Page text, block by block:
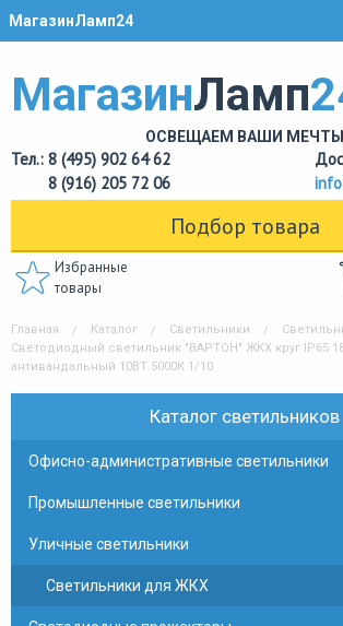
МагазинЛамп24
МагазинЛамп
ОСВЕЩАЕМ ВАШИ МЕЧТЫ
Тел.: 8 (495) 902 64 62
8 (916) 205 72 06
Подбор товара
Избранные
товары
Главная Каталог Светильники
Светодиодный светильник "ВАРТОН" ЖКХ круг IP65
антивандальный 10ВТ 5000К 1/10
Каталог светильников
Офисно-административные светильники
Промышленные светильники
Уличные светильники
Светильники для ЖКХ